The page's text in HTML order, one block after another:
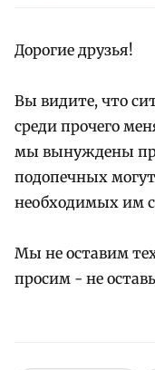
Дорогие друзья!
Вы видите, что
среди прочего
мы вынуждены
подопечных
необходимых им
Мы не оставим
просим - не